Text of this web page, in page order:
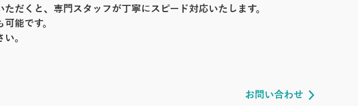
だくと、専門スタッフが丁寧にスピード対応いたします。
能です。
。
お問い合わせ